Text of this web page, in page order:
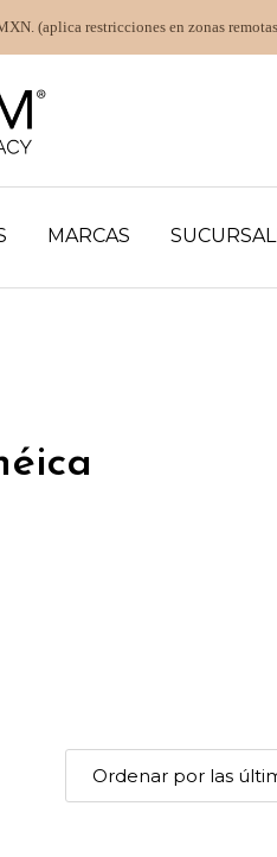
(aplica restricciones en zonas
MARCAS